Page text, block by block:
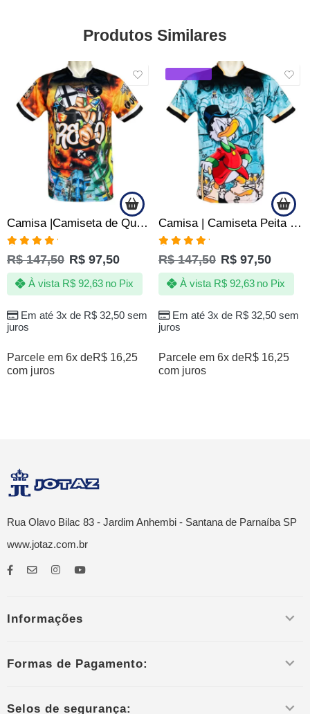
Produtos Similares
Camisa |Camiseta de Quebrada Pipa Pipeiros Papagaio Arraia Cafifa
Avaliação
5.00de 5
R$147,50 R$ 97,50
Em até 3x de R$32,50sem
juros
À vista R$92,63 no Pix
Parcele em 6x deR$ 16,25
com juros
DESTAQUE
SALE
Camisa | Camiseta Peita Notas Cédula CEM 100 Favela Quebrada
Avaliação
5.00de 5
R$147,50 R$ 97,50
Em até 3x de R$32,50sem
juros
À vista R$92,63 no Pix
Parcele em 6x deR$ 16,25
com juros
Rua Olavo Bilac 83 - Jardim Anhembi - Santana de Parnaíba SP
www.jotaz.com.br
Informações
Formas de Pagamento:
Selos de segurança: